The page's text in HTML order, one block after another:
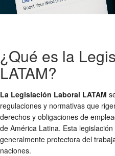
¿Qué es la
LATAM?
La Legislación Laboral LATAM
regulaciones y normativas que
derechos y obligaciones de
de América Latina. Esta
generalmente protectora del
naciones.